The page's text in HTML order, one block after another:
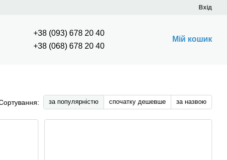
Вхід
+38 (093) 678 20 40
+38 (068) 678 20 40
Мій кошик
за популярністю спочатку дешевше за назвою